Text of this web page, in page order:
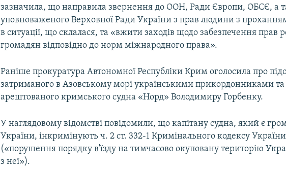
зазначила, що направила звернення до ООН, Ради Європи, ОБСЄ, а
уповноваженого Верховної Ради України з прав людини з
в ситуації, що склалася, та «вжити заходів щодо забезпечення прав
громадян відповідно до норм міжнародного права».
Раніше прокуратура Автономної Республіки Крим оголосила про
затриманого в Азовському морі українськими прикордонниками та
арештованого кримського судна «Норд» Володимиру Горбенку.
У наглядовому відомстві повідомили, що капітану судна, який є
України, інкримінують ч. 2 ст. 332-1 Кримінального кодексу України
(«порушення порядку в'їзду на тимчасово окуповану територію
з неї»).